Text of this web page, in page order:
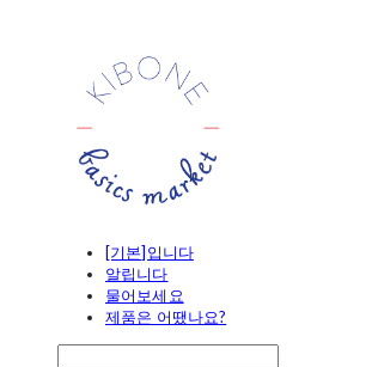
[기본]입니다
알립니다
물어보세요
제품은 어땠나요?